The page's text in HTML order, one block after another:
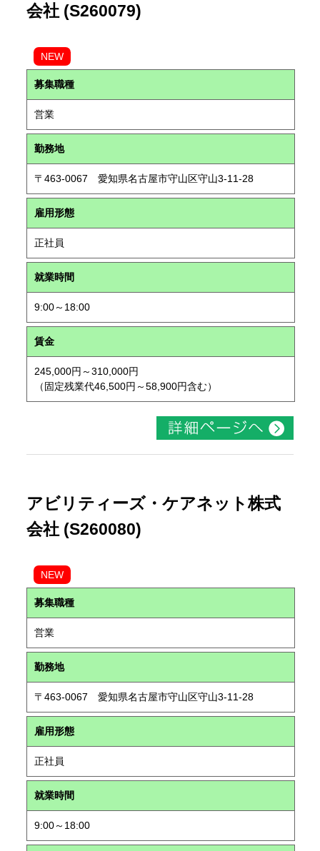
会社 (S260079)
NEW
募集職種
営業
勤務地
〒463-0067 愛知県名古屋市守山区守山3-11-28
雇用形態
正社員
就業時間
9:00～18:00
賃金
245,000円～310,000円
（固定残業代46,500円～58,900円含む）
アビリティーズ・ケアネット株式
会社 (S260080)
NEW
募集職種
営業
勤務地
〒463-0067 愛知県名古屋市守山区守山3-11-28
雇用形態
正社員
就業時間
9:00～18:00